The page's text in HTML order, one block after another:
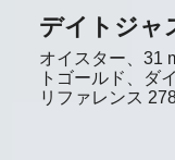
デイトジャ
オイスター、31
トゴールド、ダ
リファレンス